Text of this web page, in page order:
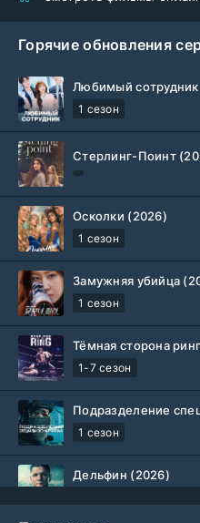
Горячие обновления
Любимый
1 сезон
Стерлинг-Поинт
Осколки (2026)
1 сезон
Замужняя убийца
1 сезон
Тёмная сторона
1-7 сезон
1 сезон
Дельфин (2026)